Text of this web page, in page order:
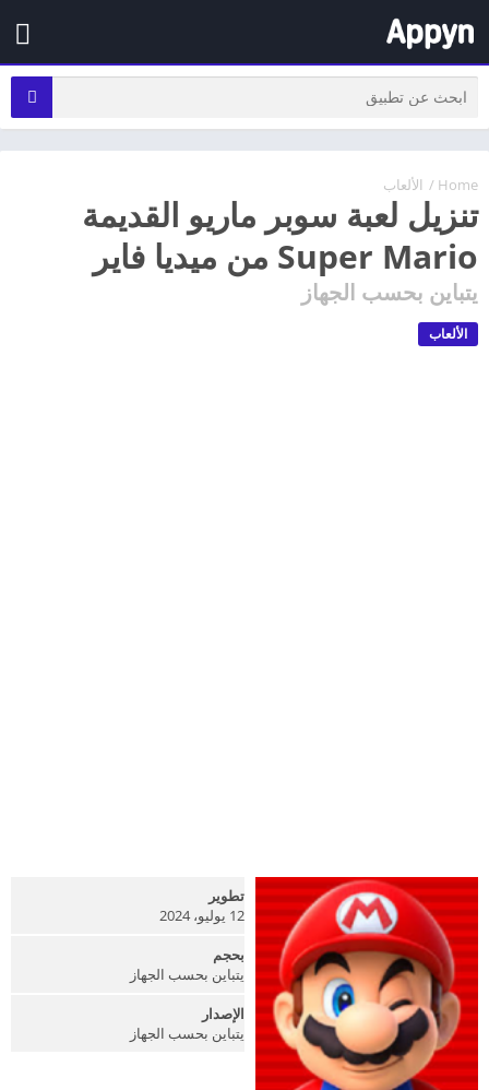
Home
/ الألعاب
تنزيل لعبة سوبر ماريو القديمة
Super Mario من ميديا فاير
يتباين بحسب الجهاز
الألعاب
تطوير
12 يوليو، 2024
بحجم
يتباين بحسب الجهاز
الإصدار
يتباين بحسب الجهاز